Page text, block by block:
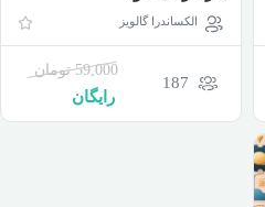
الکساندرا گالویز
187
59,000 تومان
رایگان